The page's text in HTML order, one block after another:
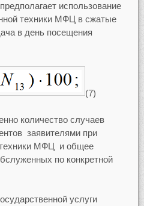
использование
техники МФЦ в сжатые
в день посещения
(7)
количество случаев
заявителями при
техники МФЦ и общее
по конкретной
услуги